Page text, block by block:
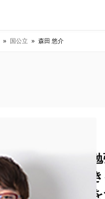
» 国公立 » 森田 悠介